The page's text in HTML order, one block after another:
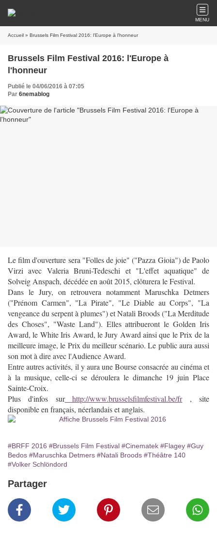
MENU
Accueil » Brussels Film Festival 2016: l'Europe à l'honneur
Brussels Film Festival 2016: l'Europe à
l'honneur
Publié le 04/06/2016 à 07:05
Par 6nemablog
Le film d'ouverture sera "Folles de joie" ("Pazza Gioia") de Paolo
Virzi avec Valeria Bruni-Tedeschi et "L'effet aquatique" de
Solveig Anspach, décédée en août 2015, clôturera le Festival.
Dans le Jury, on retrouvera notamment Maruschka Detmers
("Prénom Carmen", "La Pirate", "Le Diable au Corps", "La
vengeance du serpent à plumes") et Natali Broods ("La Merditude
des Choses", "Waste Land"). Elles attribueront le Golden Iris
Award, le White Iris Award, le Jury Award ainsi que le Prix de la
meilleure image, le Prix du meilleur scénario. Le public aura aussi
son mot à dire avec l'Audience Award.
Entre autres activités, il y aura une Bourse consacrée au cinéma et
à la musique, celle-ci se déroulera le dimanche 19 juin Place
Sainte-Croix.
Plus d'infos surhttp://www.brusselsfilmfestival.be/fr,site
disponible en français, néerlandais et anglais.
#BRFF 2016 #Brussels Film Festival #Cinematek #Flagey #Guy
Bedos #Maruschka Detmers #Natali Broods #Théâtre 140
#Volker Schlöndord
Partager